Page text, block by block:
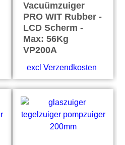
Vacuümzuiger
PRO WIT Rubber -
LCD Scherm -
Max: 56Kg
VP200A
excl Verzendkosten